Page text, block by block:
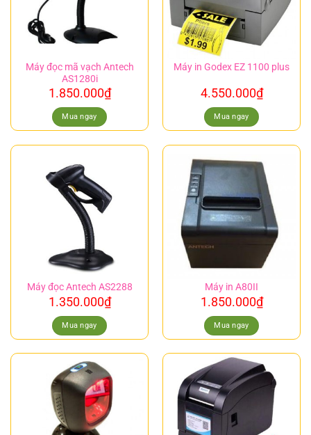
Máy đọc mã vạch Antech
AS1280i
1.850.000₫
Mua ngay
Máy in Godex EZ 1100 plus
4.550.000₫
Mua ngay
Máy đọc Antech AS2288
1.350.000₫
Mua ngay
Máy in A80II
1.850.000₫
Mua ngay